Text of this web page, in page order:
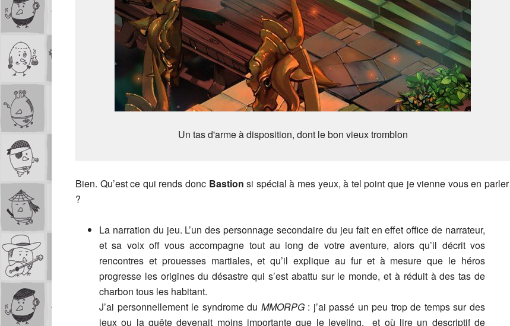
Un tas d'arme à disposition, dont le bon vieux tromblon
Bien. Qu’est ce qui rends donc Bastion si spécial à mes yeux, à tel point que je vienne vous en parler
?
La narration du jeu. L’un des personnage secondaire du jeu fait en effet office de narrateur,
et sa voix off vous accompagne tout au long de votre aventure, alors qu’il décrit vos
rencontres et prouesses martiales, et qu’il explique au fur et à mesure que le héros
progresse les origines du désastre qui s’est abattu sur le monde, et à réduit à des tas de
charbon tous les habitant.
J’ai personnellement le syndrome du MMORPG: j’ai passé un peu trop de temps sur des
jeux ou la quête devenait moins importante que le leveling, et où lire un descriptif de